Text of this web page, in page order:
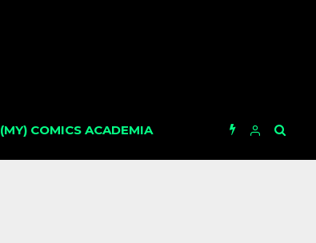
(MY) COMICS ACADEMIA